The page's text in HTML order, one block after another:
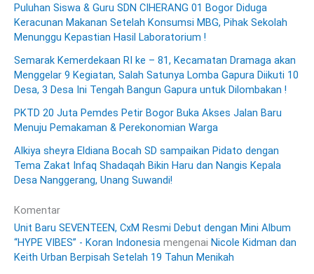
Puluhan Siswa & Guru SDN CIHERANG 01 Bogor Diduga
Keracunan Makanan Setelah Konsumsi MBG, Pihak Sekolah
Menunggu Kepastian Hasil Laboratorium !
Semarak Kemerdekaan RI ke – 81, Kecamatan Dramaga akan
Menggelar 9 Kegiatan, Salah Satunya Lomba Gapura Diikuti 10
Desa, 3 Desa Ini Tengah Bangun Gapura untuk Dilombakan !
PKTD 20 Juta Pemdes Petir Bogor Buka Akses Jalan Baru
Menuju Pemakaman & Perekonomian Warga
Alkiya sheyra Eldiana Bocah SD sampaikan Pidato dengan
Tema Zakat Infaq Shadaqah Bikin Haru dan Nangis Kepala
Desa Nanggerang, Unang Suwandi!
Komentar
Unit Baru SEVENTEEN, CxM Resmi Debut dengan Mini Album
“HYPE VIBES” - Koran Indonesia mengenai Nicole Kidman dan
Keith Urban Berpisah Setelah 19 Tahun Menikah